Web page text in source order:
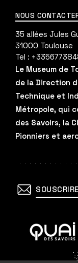
NOUS
35 allées Jules
31000 Toulouse
Tel :
Le Museum de
de la Direction
Technique et
Métropole, qui
des Savoirs, la
Pionniers et